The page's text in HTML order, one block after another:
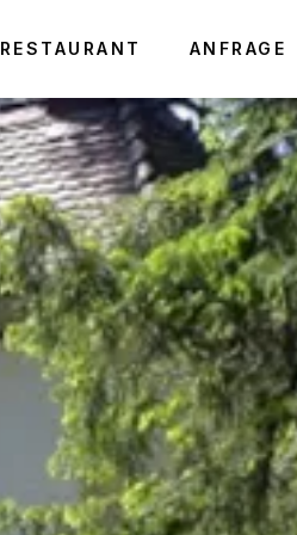
RESTAURANT ANFRAGE